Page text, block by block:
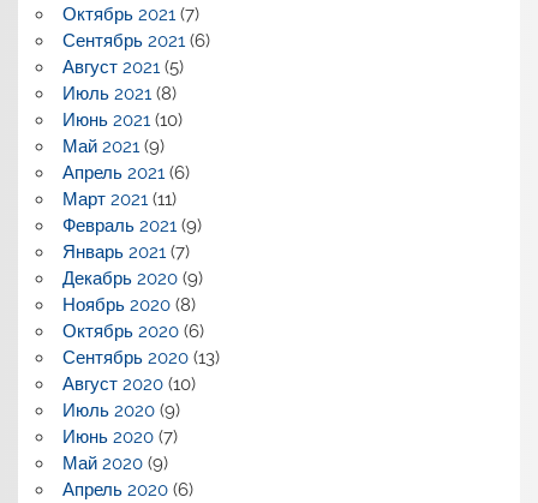
Октябрь 2021(7)
Сентябрь 2021(6)
Август 2021(5)
Июль 2021(8)
Июнь 2021(10)
Май 2021(9)
Апрель 2021(6)
Март 2021(11)
Февраль 2021(9)
Январь 2021(7)
Декабрь 2020(9)
Ноябрь 2020(8)
Октябрь 2020(6)
Сентябрь 2020(13)
Август 2020(10)
Июль 2020(9)
Июнь 2020(7)
Май 2020(9)
Апрель 2020(6)